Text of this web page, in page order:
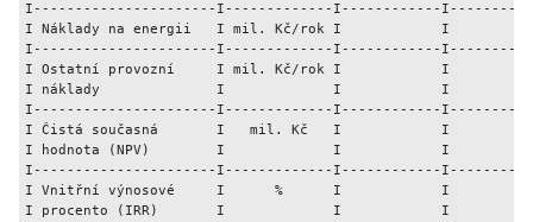
I----------------------I-------------I------------
I Náklady na energii   I mil. Kč/rok I            I
I----------------------I-------------I------------
I Ostatní provozní     I mil. Kč/rok I            I
I náklady              I             I            I
I----------------------I-------------I------------
I Čistá současná       I   mil. Kč   I            I
I hodnota (NPV)        I             I            I
I----------------------I-------------I------------
I Vnitřní výnosové     I      %      I            I
I procento (IRR)       I             I            I